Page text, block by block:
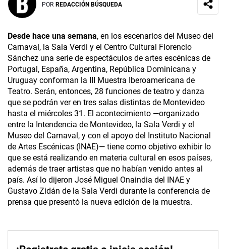
POR REDACCIÓN BÚSQUEDA
Desde hace una semana, en los escenarios del Museo del
Carnaval, la Sala Verdi y el Centro Cultural Florencio
Sánchez una serie de espectáculos de artes escénicas de
Portugal, España, Argentina, República Dominicana y
Uruguay conforman la III Muestra Iberoamericana de
Teatro. Serán, entonces, 28 funciones de teatro y danza
que se podrán ver en tres salas distintas de Montevideo
hasta el miércoles 31. El acontecimiento —organizado
entre la Intendencia de Montevideo, la Sala Verdi y el
Museo del Carnaval, y con el apoyo del Instituto Nacional
de Artes Escénicas (INAE)— tiene como objetivo exhibir lo
que se está realizando en materia cultural en esos países,
además de traer artistas que no habían venido antes al
país. Así lo dijeron José Miguel Onaindia del INAE y
Gustavo Zidán de la Sala Verdi durante la conferencia de
prensa que presentó la nueva edición de la muestra.